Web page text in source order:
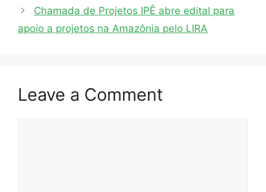
Chamada de Projetos IPÊ abre edital para
apoio a projetos na Amazônia pelo LIRA
Leave a Comment